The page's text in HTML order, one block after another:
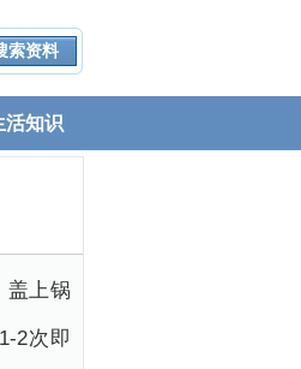
活知识
盖上锅
2次即